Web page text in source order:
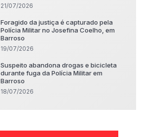
21/07/2026
Foragido da justiça é capturado pela
Polícia Militar no Josefina Coelho, em
Barroso
19/07/2026
Suspeito abandona drogas e bicicleta
durante fuga da Polícia Militar em
Barroso
18/07/2026